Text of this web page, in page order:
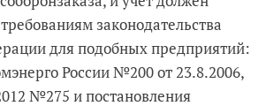
законодательства
для подобных предприятий:
России №200 от 23.8.2006,
№275 и постановления